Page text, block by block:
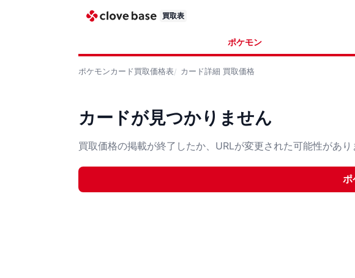
買取表
ポケモン
ポケモンカード買取価格表 カード詳細 買取価格
カードが見つかりません
買取価格の掲載が終了したか、URLが変更された可能性があり
ポ